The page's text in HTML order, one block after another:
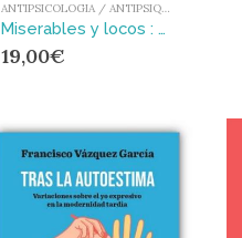
ANTIPSICOLOGIA / ANTIPSIQUIATRIA
Miserables y locos : Medicina mental y orden social en la España del siglo XIX
19,00€